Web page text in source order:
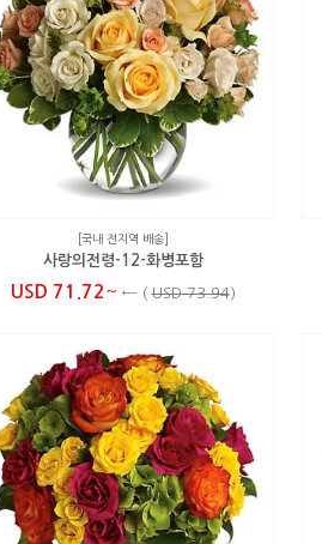
[국내 전지역 배송]
사랑의전령-12-화병포함
USD 71.72 ~ ← (USD 73.94)